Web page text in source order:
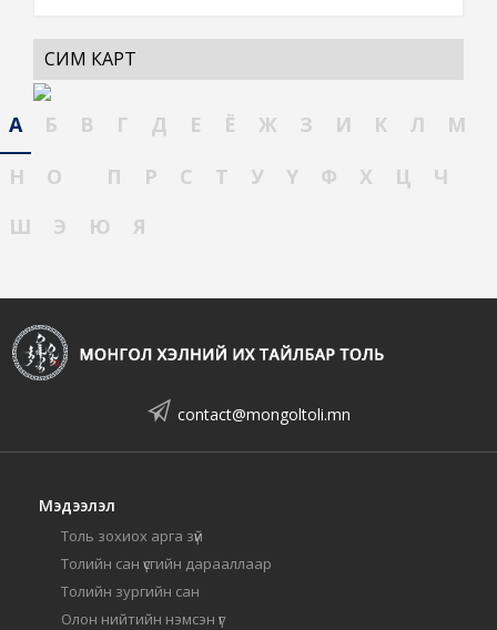
СИМ КАРТ
А Б В Г Д Е Ё Ж З И К Л
М
Н
О П Р С Т У Ү Ф Х Ц
Ч
Ш
Э Ю Я
contact@mongoltoli.mn
Мэдээлэл
Толь зохиох арга зүй
Толийн сан үсгийн дарааллаар
Толийн зургийн сан
Олон нийтийн нэмсэн үг